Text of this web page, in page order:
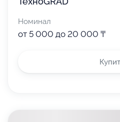
Номинал
от 5 000 до 20 000 ₸